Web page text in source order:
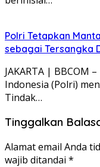
Polri Tetapkan
sebagai Tersangka
JAKARTA | BBCOM
Indonesia (Polri)
Tindak…
Tinggalkan
Alamat email Anda
wajib ditandai *